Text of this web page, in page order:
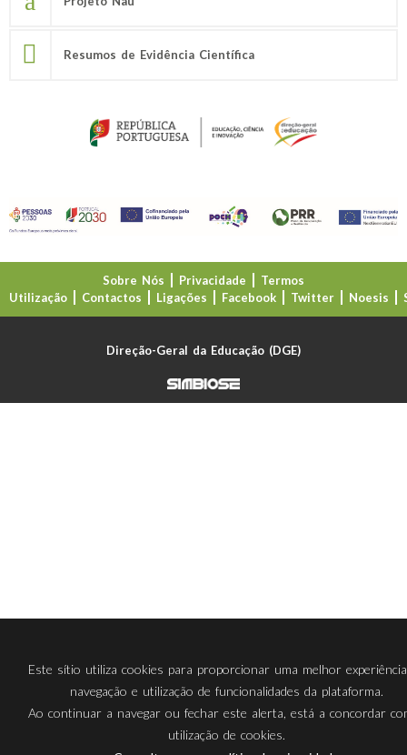
Resumos de Evidência Científica
Sobre Nós Privacidade
Termos
Utilização
Contactos Ligações Facebook Twitter Noesis
Direção-Geral da Educação (DGE)
Este sítio utiliza cookies para proporcionar uma melhor
navegação e utilização de funcionalidades da plataforma.
Ao continuar a navegar ou fechar este alerta, está a concordar
utilização de cookies.